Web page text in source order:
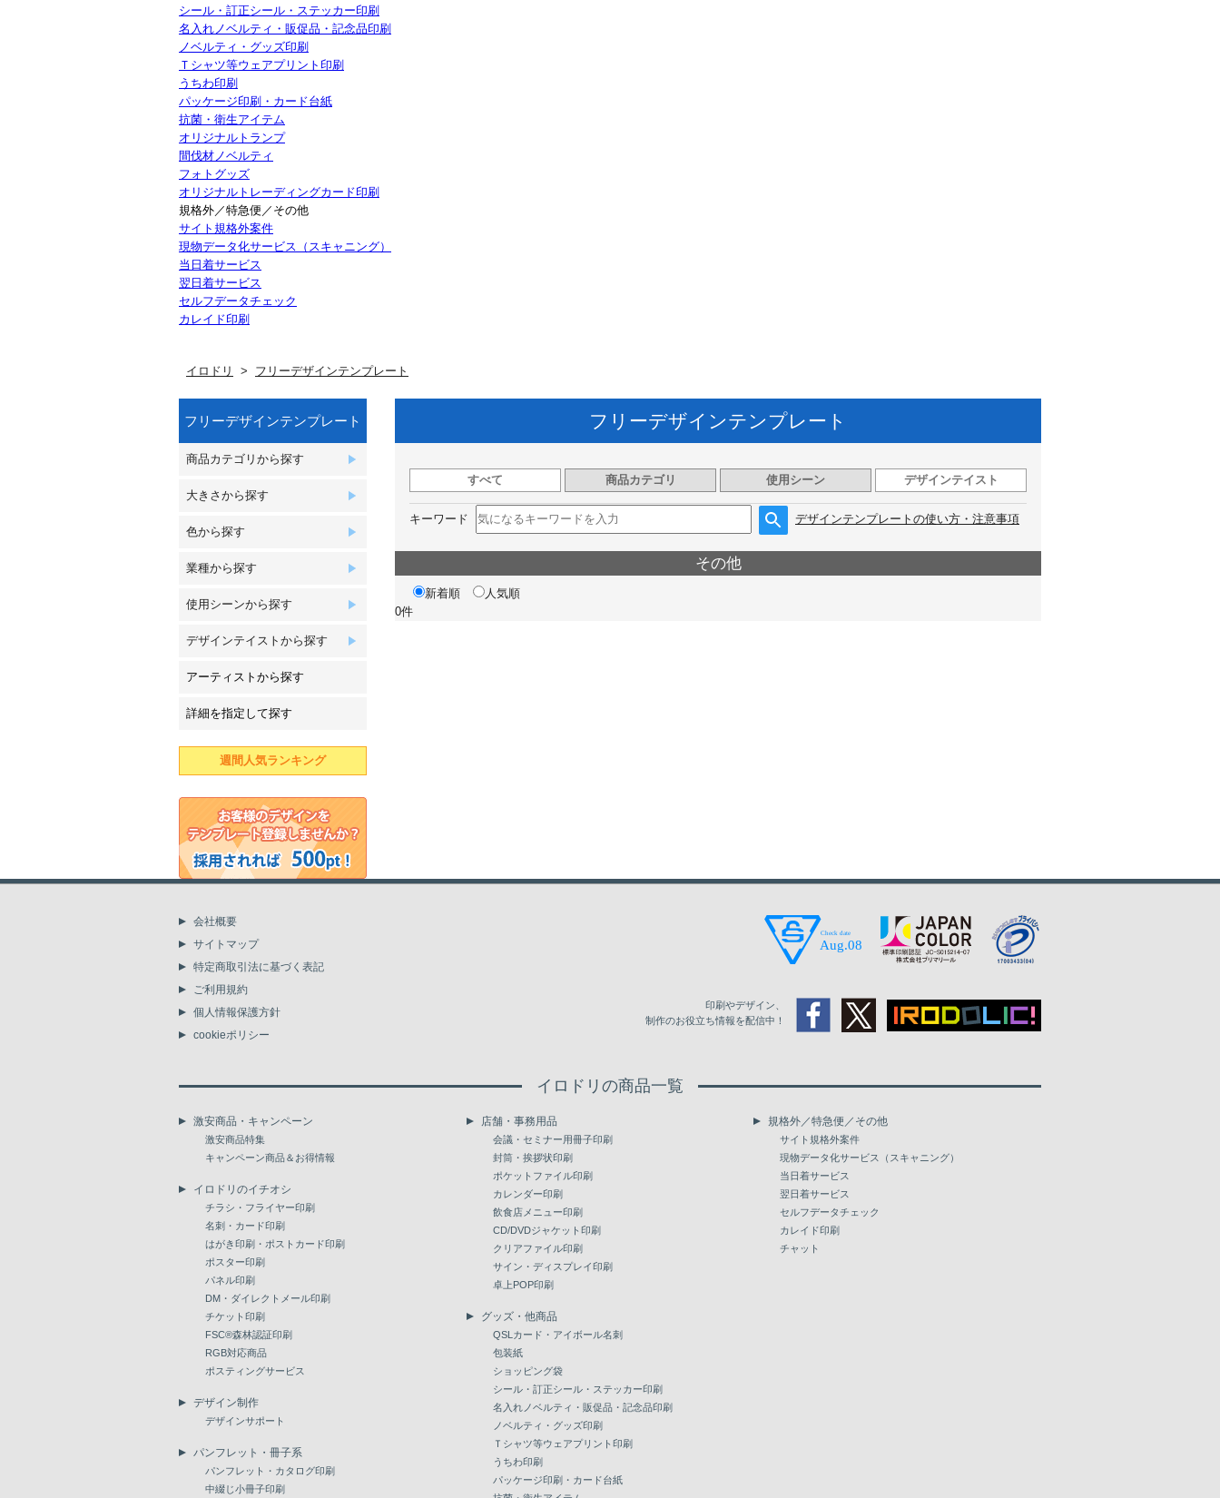
シール・訂正シール・ステッカー印刷
名入れノベルティ・販促品・記念品印刷
ノベルティ・グッズ印刷
Ｔシャツ等ウェアプリント印刷
うちわ印刷
パッケージ印刷・カード台紙
抗菌・衛生アイテム
オリジナルトランプ
間伐材ノベルティ
フォトグッズ
オリジナルトレーディングカード印刷
規格外／特急便／その他
サイト規格外案件
現物データ化サービス（スキャニング）
当日着サービス
翌日着サービス
セルフデータチェック
カレイド印刷
イロドリ フリーデザインテンプレート
フリーデザインテンプレート
商品カテゴリから探す
大きさから探す
色から探す
業種から探す
使用シーンから探す
デザインテイストから探す
アーティストから探す
詳細を指定して探す
週間人気ランキング
フリーデザインテンプレート
すべて 商品カテゴリ 使用シーン デザインテイスト
キーワード デザインテンプレートの使い方・注意事項
その他
新着順
人気順
0件
会社概要
サイトマップ
特定商取引法に基づく表記
ご利用規約
個人情報保護方針
cookieポリシー
印刷やデザイン、
制作のお役立ち情報を配信中！
イロドリの商品一覧
激安商品・キャンペーン
激安商品特集
キャンペーン商品＆お得情報
イロドリのイチオシ
チラシ・フライヤー印刷
名刺・カード印刷
はがき印刷・ポストカード印刷
ポスター印刷
パネル印刷
DM・ダイレクトメール印刷
チケット印刷
FSC®森林認証印刷
RGB対応商品
ポスティングサービス
デザイン制作
デザインサポート
パンフレット・冊子系
パンフレット・カタログ印刷
中綴じ小冊子印刷
店舗・事務用品
会議・セミナー用冊子印刷
封筒・挨拶状印刷
ポケットファイル印刷
カレンダー印刷
飲食店メニュー印刷
CD/DVDジャケット印刷
クリアファイル印刷
サイン・ディスプレイ印刷
卓上POP印刷
グッズ・他商品
QSLカード・アイボール名刺
包装紙
ショッピング袋
シール・訂正シール・ステッカー印刷
名入れノベルティ・販促品・記念品印刷
ノベルティ・グッズ印刷
Ｔシャツ等ウェアプリント印刷
うちわ印刷
パッケージ印刷・カード台紙
規格外／特急便／その他
サイト規格外案件
現物データ化サービス（スキャニング）
当日着サービス
翌日着サービス
セルフデータチェック
カレイド印刷
チャット